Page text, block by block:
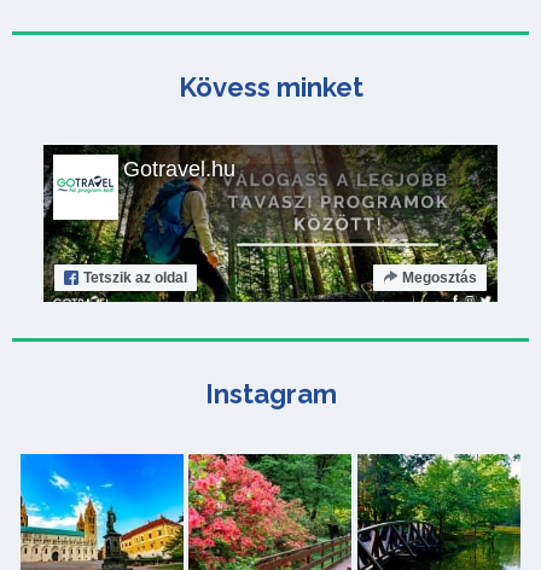
Kövess minket
Gotravel.hu
Tetszik az oldal Megosztás
Instagram